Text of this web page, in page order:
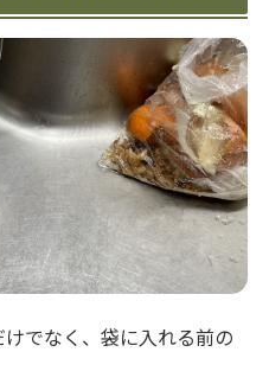
でなく、袋に入れる前の